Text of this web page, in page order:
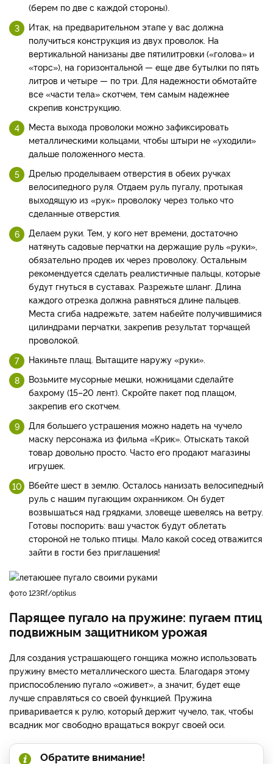
(берем по две с каждой стороны).
Итак, на предварительном этапе у вас должна
получиться конструкция из двух проволок. На
вертикальной нанизаны две пятилитровки («голова» и
«торс»), на горизонтальной — еще две бутылки по пять
литров и четыре — по три. Для надежности обмотайте
все «части тела» скотчем, тем самым надежнее
скрепив конструкцию.
Места выхода проволоки можно зафиксировать
металлическими кольцами, чтобы штыри не «уходили»
дальше положенного места.
Дрелью проделываем отверстия в обеих ручках
велосипедного руля. Отдаем руль пугалу, протыкая
выходящую из «рук» проволоку через только что
сделанные отверстия.
Делаем руки. Тем, у кого нет времени, достаточно
натянуть садовые перчатки на держащие руль «руки»,
обязательно продев их через проволоку. Остальным
рекомендуется сделать реалистичные пальцы, которые
будут гнуться в суставах. Разрежьте шланг. Длина
каждого отрезка должна равняться длине пальцев.
Места сгиба надрежьте, затем набейте получившимися
цилиндрами перчатки, закрепив результат торчащей
проволокой.
Накиньте плащ. Вытащите наружу «руки».
Возьмите мусорные мешки, ножницами сделайте
бахрому (15–20 лент). Скройте пакет под плащом,
закрепив его скотчем.
Для большего устрашения можно надеть на чучело
маску персонажа из фильма «Крик». Отыскать такой
товар довольно просто. Часто его продают магазины
игрушек.
Вбейте шест в землю. Осталось нанизать велосипедный
руль с нашим пугающим охранником. Он будет
возвышаться над грядками, зловеще шевелясь на ветру.
Готовы поспорить: ваш участок будут облетать
стороной не только птицы. Мало какой сосед отважится
зайти в гости без приглашения!
фото 123Rf/optikus
Парящее пугало на пружине: пугаем птиц
подвижным защитником урожая
Для создания устрашающего гонщика можно использовать
пружину вместо металлического шеста. Благодаря этому
приспособлению пугало «оживет», а значит, будет еще
лучше справляться со своей функцией. Пружина
приваривается к рулю, который держит чучело, так, чтобы
всадник мог свободно вращаться вокруг своей оси.
Обратите внимание!